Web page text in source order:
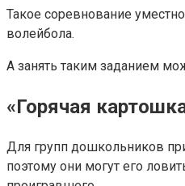
Такое соревнование
волейбола.
А занять таким заданием
«Горячая
Для групп дошкольников
поэтому они могут его